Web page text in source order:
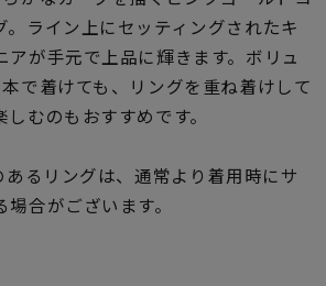
～
。ライン上にセッティングされたキ
アが手元で上品に輝きます。ボリュ
で着けても、リングを重ね着けして
むのもおすすめです。
るリングは、通常より着用時にサ
合がございます。